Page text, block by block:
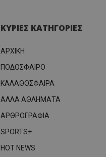
ΚΥΡΙΕΣ ΚΑΤΗΓΟΡΙΕΣ
ΑΡΧΙΚΗ
ΠΟΔΟΣΦΑΙΡΟ
ΚΑΛΑΘΟΣΦΑΙΡΑ
ΑΛΛΑ ΑΘΛΗΜΑΤΑ
ΑΡΘΡΟΓΡΑΦΙΑ
SPORTS+
HOT NEWS